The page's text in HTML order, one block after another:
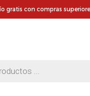
gratis con compras